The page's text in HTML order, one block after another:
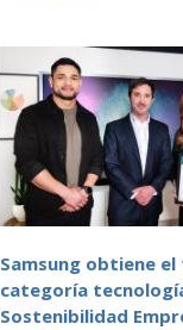
Samsung obtiene el
categoría
Sostenibilidad